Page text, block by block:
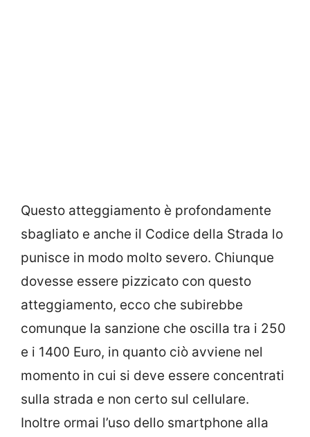
Questo atteggiamento è profondamente
sbagliato e anche il Codice della Strada lo
punisce in modo molto severo. Chiunque
dovesse essere pizzicato con questo
atteggiamento, ecco che subirebbe
comunque la sanzione che oscilla tra i 250
e i 1400 Euro, in quanto ciò avviene nel
momento in cui si deve essere concentrati
sulla strada e non certo sul cellulare.
Inoltre ormai l’uso dello smartphone alla